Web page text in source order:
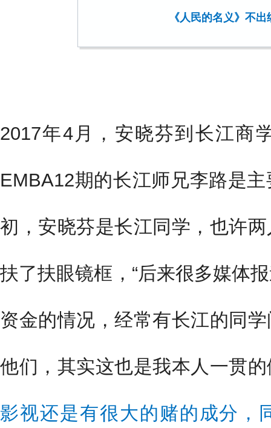
《人民的名义》不出
2017年4月，安晓芬到长江商
EMBA12期的长江师兄李路是
初，安晓芬是长江同学，也许
扶了扶眼镜框，“后来很多媒体
资金的情况，经常有长江的同
他们，其实这也是我本人一贯
影视还是有很大的赌的成分，